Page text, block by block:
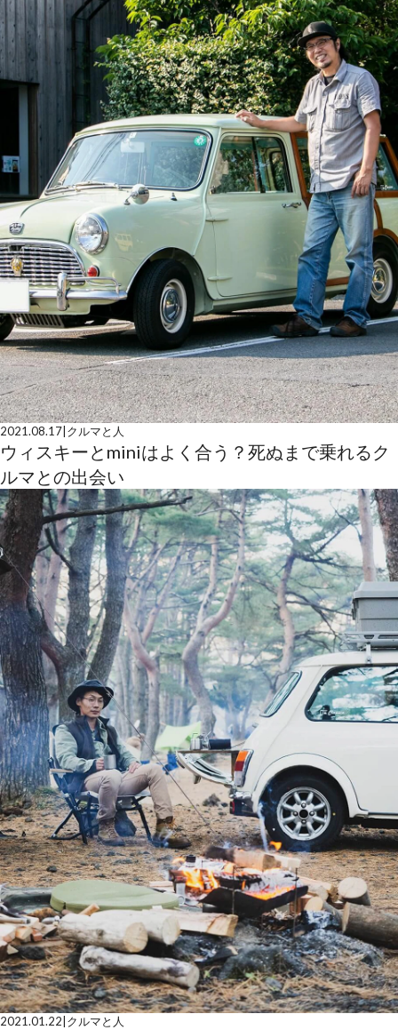
2021.08.17 クルマと人
ウィスキーとminiはよく合う？死ぬまで乗れるク
ルマとの出会い
2021.01.22 クルマと人